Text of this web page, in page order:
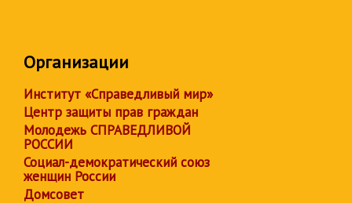
Организации
Институт «Справедливый мир»
Центр защиты прав граждан
Молодежь СПРАВЕДЛИВОЙ
РОССИИ
Социал-демократический союз
женщин России
Домсовет